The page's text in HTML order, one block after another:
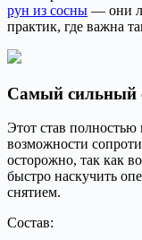
рун из сосны — они
практик, где важна
Самый сильный
Этот став полностью
возможности
осторожно, так как
быстро наскучить
снятием.
Состав: